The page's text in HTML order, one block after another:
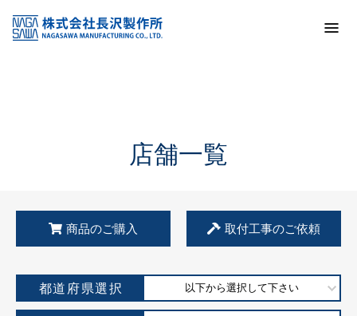
KSS加盟店・取扱店情報
店舗一覧
店舗一覧
商品のご購入 取付工事のご依頼
都道府県選択 以下から選択して下さい